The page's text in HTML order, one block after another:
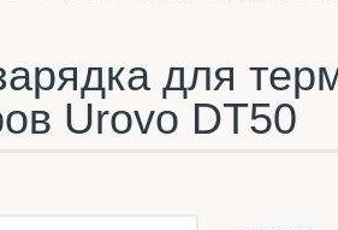
для
Urovo DT50